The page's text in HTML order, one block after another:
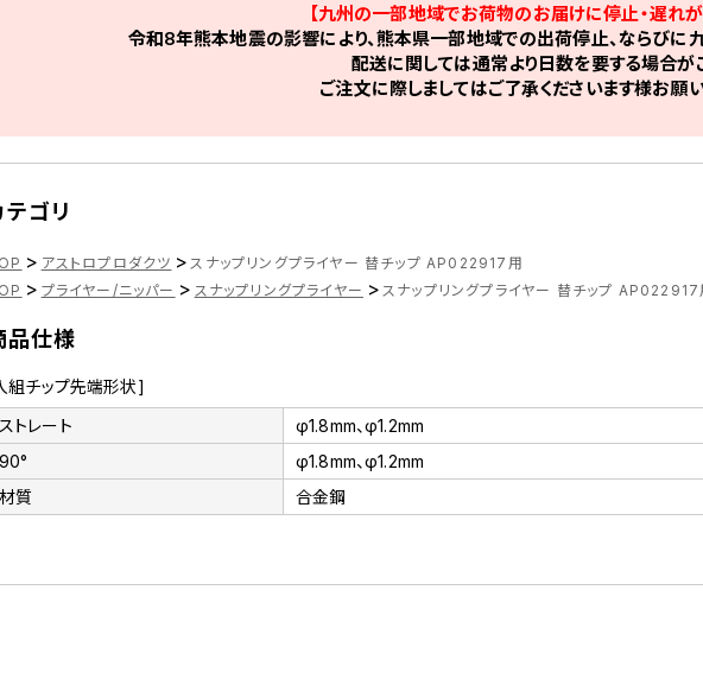
【九州の一部地域でお荷物のお届けに停止・遅れが
令和8年熊本地震の影響により、熊本県一部地域での出荷停止、ならびに
配送に関しては通常より日数を要する場合が
ご注文に際しましてはご了承くださいます様お願
テゴリ
> アストロプロダクツ > スナップリングプライヤー 替チップ AP022917用
> プライヤー/ニッパー > スナップリングプライヤー > スナップリングプライヤー 替チップ
品仕様
組チップ先端形状]
ストレート
φ1.8mm、φ1.2mm
90°
φ1.8mm、φ1.2mm
材質
合金鋼